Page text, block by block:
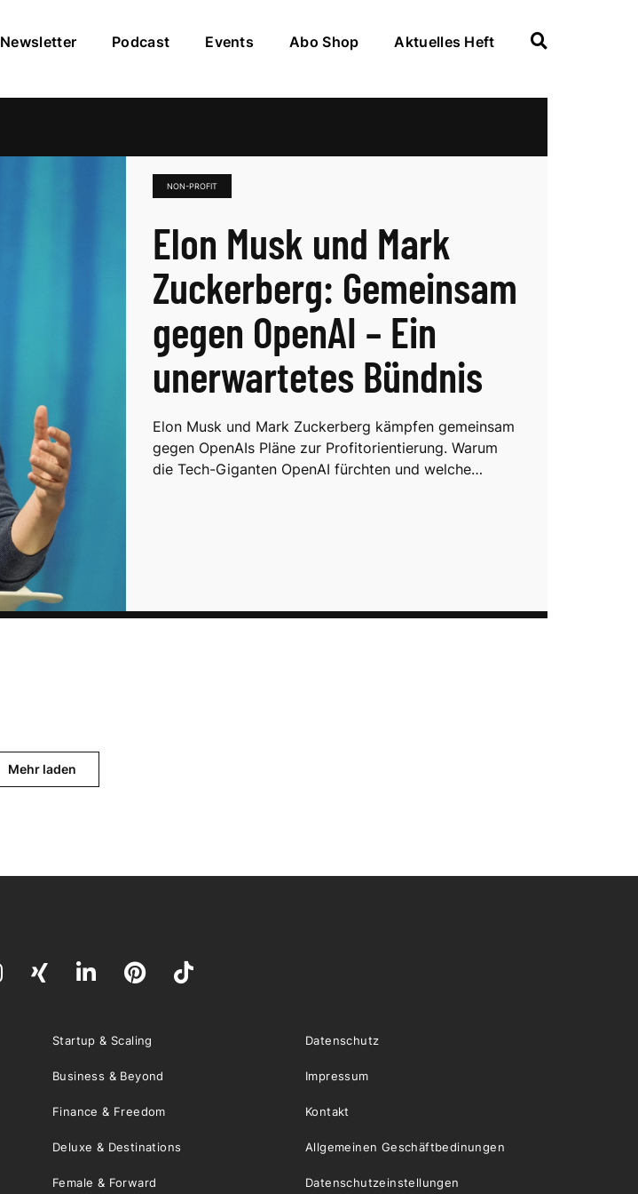
Newsletter Podcast Events Abo Shop Aktuelles Heft
NON-PROFIT
Elon Musk und Mark
Zuckerberg: Gemeinsam
gegen OpenAI – Ein
unerwartetes Bündnis
Elon Musk und Mark Zuckerberg kämpfen gemeinsam
gegen OpenAIs Pläne zur Profitorientierung. Warum
die Tech-Giganten OpenAI fürchten und welche…
Mehr laden
Startup & Scaling
Business & Beyond
Finance & Freedom
Deluxe & Destinations
Female & Forward
Datenschutz
Impressum
Kontakt
Allgemeinen Geschäftbedinungen
Datenschutzeinstellungen